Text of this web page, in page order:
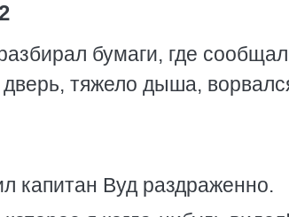
бумаги, где
тяжело дыша,
капитан Вуд раздраженно.